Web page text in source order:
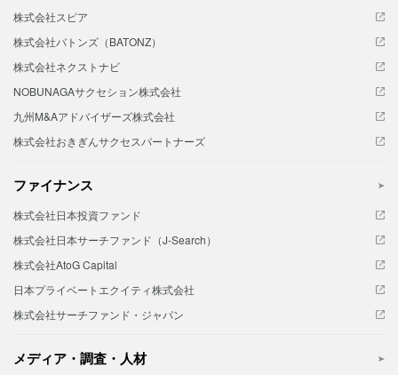
株式会社スピア
株式会社バトンズ（BATONZ）
株式会社ネクストナビ
NOBUNAGAサクセション株式会社
九州M&Aアドバイザーズ株式会社
株式会社おきぎんサクセスパートナーズ
ファイナンス
株式会社日本投資ファンド
株式会社日本サーチファンド（J-Search）
株式会社AtoG Capital
日本プライベートエクイティ株式会社
株式会社サーチファンド・ジャパン
メディア・調査・人材